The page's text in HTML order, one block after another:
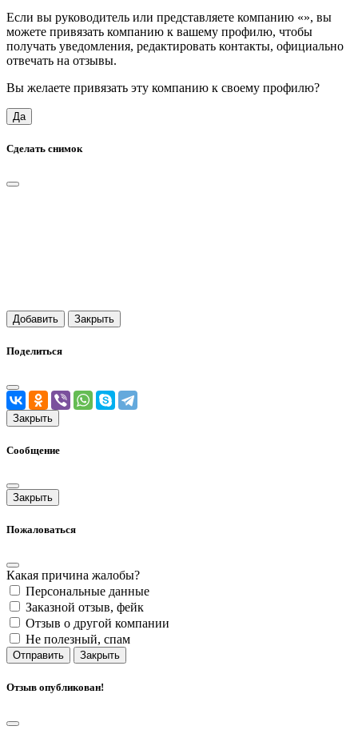
Если вы руководитель или представляете компанию «», вы
можете привязать компанию к вашему профилю, чтобы
получать уведомления, редактировать контакты, официально
отвечать на отзывы.
Вы желаете привязать эту компанию к своему профилю?
Да
Сделать снимок
Добавить Закрыть
Поделиться
Закрыть
Сообщение
Закрыть
Пожаловаться
Какая причина жалобы?
Персональные данные
Заказной отзыв, фейк
Отзыв о другой компании
Не полезный, спам
Отправить Закрыть
Отзыв опубликован!